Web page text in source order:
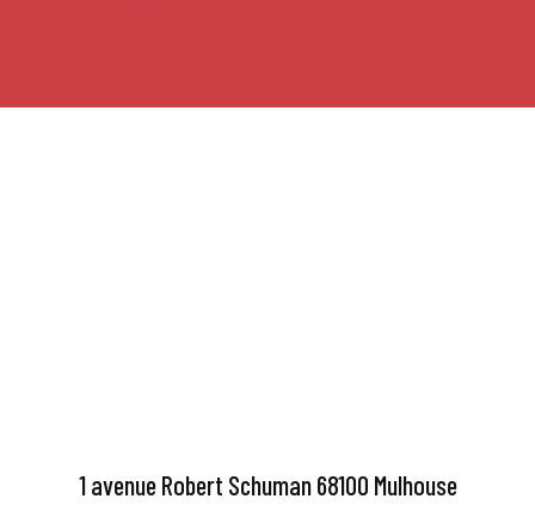
1 avenue Robert Schuman 68100 Mulhouse